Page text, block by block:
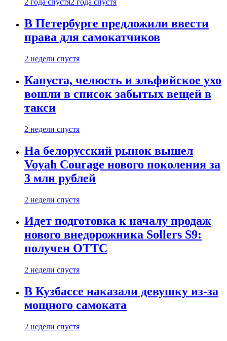
2 года спустя2 года спустя
В Петербурге предложили ввести
права для самокатчиков
2 недели спустя
Капуста, челюсть и эльфийское ухо
вошли в список забытых вещей в
такси
2 недели спустя
На белорусский рынок вышел
Voyah Courage нового поколения за
3 млн рублей
2 недели спустя
Идет подготовка к началу продаж
нового внедорожника Sollers S9:
получен ОТТС
2 недели спустя
В Кузбассе наказали девушку из-за
мощного самоката
2 недели спустя